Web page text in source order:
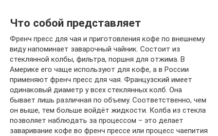
Что собой представляет
Френч пресс для чая и приготовления кофе по внешнему
виду напоминает заварочный чайник. Состоит из
стеклянной колбы, фильтра, поршня для отжима. В
Америке его чаще используют для кофе, а в России
применяют френч пресс для чая. Французский имеет
одинаковый диаметр у всех стеклянных колб. Она
бывает лишь различная по объему. Соответственно, чем
он выше, тем больше войдёт жидкости. Колба из стекла
позволяет наблюдать за процессом – это делает
заваривание кофе во френч прессе или процесс чаепития